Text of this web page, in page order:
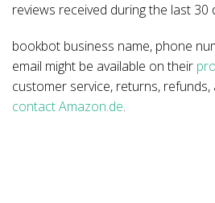
reviews received during the last 30
bookbot business name, phone
email might be available on their
customer service, returns,
contact Amazon.de.